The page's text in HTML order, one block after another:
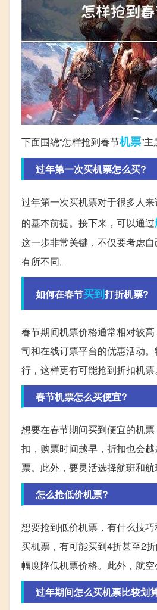
下面围绕“怎样抢到春节机票”
过年第一次买机票怎么买?
过年第一次买机票对于很多人
的基本前提。接下来，可以通过
这一步非常关键，不仅要考虑
有所不同。
如何在春节买到打折机票?
春节期间机票价格通常相对较
司和在线订票平台的优惠活动
行，这样更有可能抢到折扣机
春节机票怎么买便宜?
想要在春节期间买到便宜的机
扣，购票时间越早，折扣也会
票。此外，要灵活选择航班和
怎么抢低价机票?
想要抢到低价机票，有什么技
买机票，有可能买到4折甚至2
幅度降低机票价格。此外，航
过年期间怎么买机票比较划